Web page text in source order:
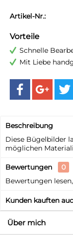
Artikel-Nr.:
Vorteile
Schnelle
Mit Liebe
Beschreibung
Diese Bügelbilder
möglichen
Bewertungen
0
Bewertungen
Kunden kauften
Über mich